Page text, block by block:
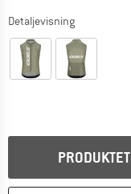
Detaljevisning